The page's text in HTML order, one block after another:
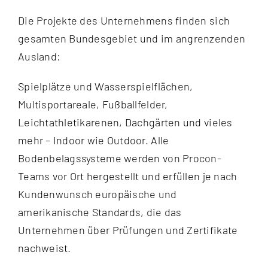
Die Projekte des Unternehmens finden sich
gesamten Bundesgebiet und im angrenzenden
Ausland:
Spielplätze und Wasserspielflächen,
Multisportareale, Fußballfelder,
Leichtathletikarenen, Dachgärten und vieles
mehr – Indoor wie Outdoor. Alle
Bodenbelagssysteme werden von Procon-
Teams vor Ort hergestellt und erfüllen je nach
Kundenwunsch europäische und
amerikanische Standards, die das
Unternehmen über Prüfungen und Zertifikate
nachweist.